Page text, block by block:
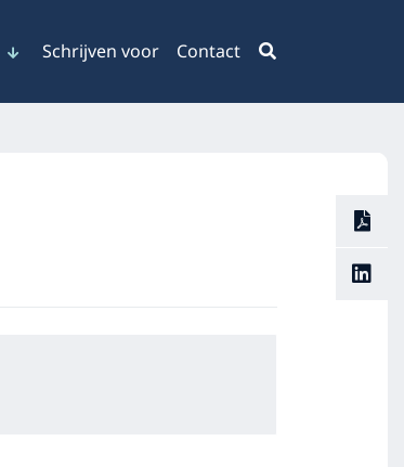
Schrijven voor Contact